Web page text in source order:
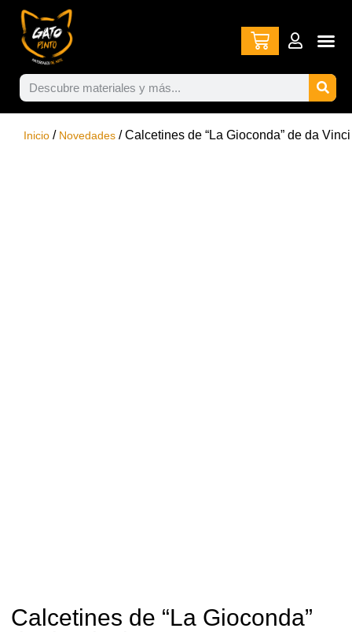
Inicio / Novedades / Calcetines de “La Gioconda” de da Vinci
Calcetines de “La Gioconda”